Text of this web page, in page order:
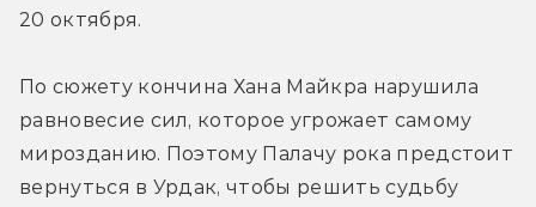
20 октября.
По сюжету кончина Хана Майкра нарушила
равновесие сил, которое угрожает самому
мирозданию. Поэтому Палачу рока предстоит
вернуться в Урдак, чтобы решить судьбу